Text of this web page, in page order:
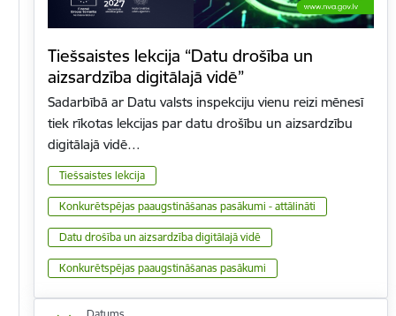
Tiešsaistes lekcija “Datu drošība un
aizsardzība digitālajā vidē”
Sadarbībā ar Datu valsts inspekciju vienu reizi mēnesī
tiek rīkotas lekcijas par datu drošību un aizsardzību
digitālajā vidē…
Tiešsaistes lekcija
Konkurētspējas paaugstināšanas pasākumi - attālināti
Datu drošība un aizsardzība digitālajā vidē
Konkurētspējas paaugstināšanas pasākumi